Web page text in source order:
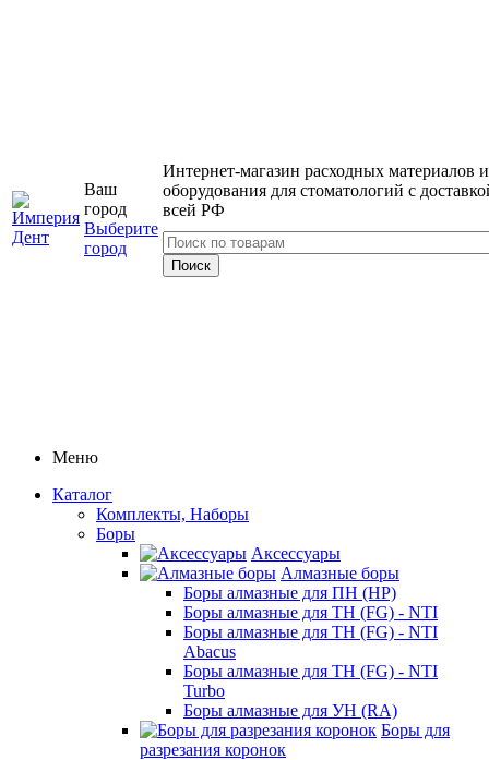
Ваш
город
Выберите
город
Интернет-магазин расходных материалов и
оборудования для стоматологий с
всей РФ
Меню
Каталог
Комплекты, Наборы
Боры
Аксессуары
Алмазные боры
Боры алмазные для ПН (HP)
Боры алмазные для ТН (FG) - NTI
Боры алмазные для ТН (FG) - NTI
Abacus
Боры алмазные для ТН (FG) - NTI
Turbo
Боры алмазные для УН (RA)
Боры для
разрезания коронок